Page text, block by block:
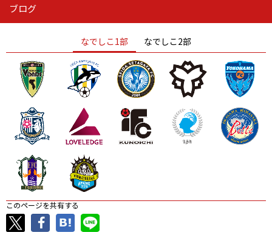
ニッパツ
ニッパツ 名古屋
石人の星
静岡 愛媛Ｌ
ブログ
なでしこ1部 なでしこ2部
このページを共有する